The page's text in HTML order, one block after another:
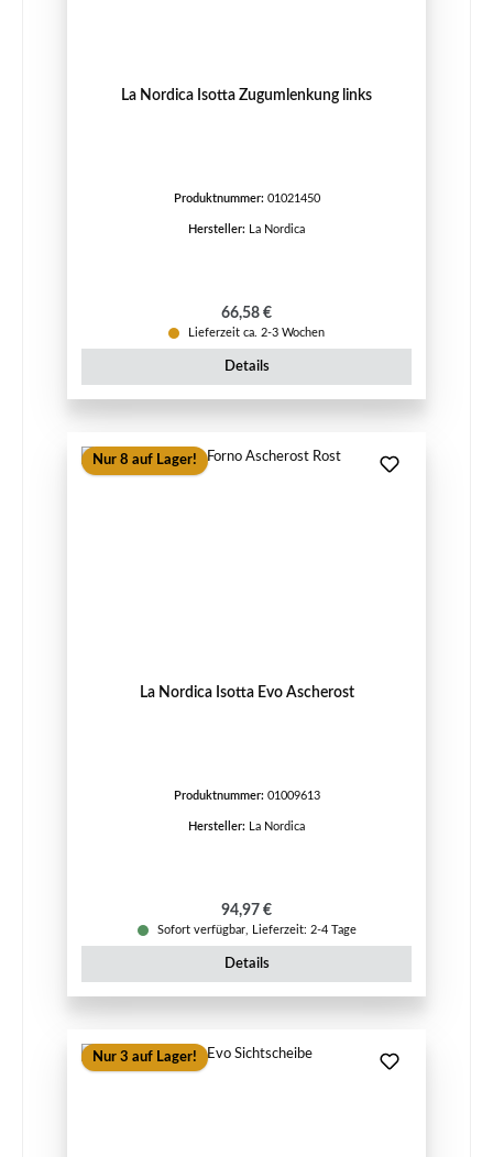
La Nordica Isotta Zugumlenkung links
Produktnummer: 01021450
Hersteller: La Nordica
Regulärer Preis:
66,58 €
Lieferzeit ca. 2-3 Wochen
Details
Nur 8 auf Lager!
La Nordica Isotta Evo Ascherost
Produktnummer: 01009613
Hersteller: La Nordica
Regulärer Preis:
94,97 €
Sofort verfügbar, Lieferzeit: 2-4 Tage
Details
Nur 3 auf Lager!